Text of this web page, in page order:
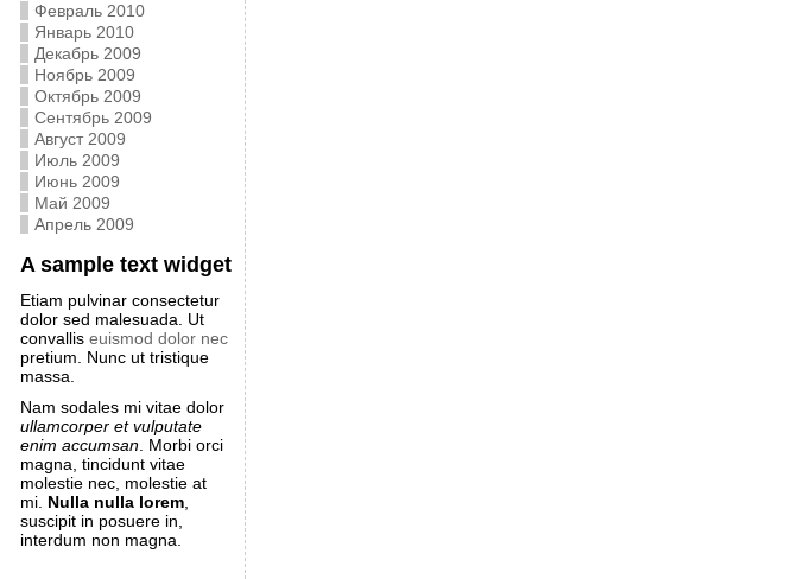
Февраль 2010
Январь 2010
Декабрь 2009
Ноябрь 2009
Октябрь 2009
Сентябрь 2009
Август 2009
Июль 2009
Июнь 2009
Май 2009
Апрель 2009
A sample text widget
Etiam pulvinar consectetur
dolor sed malesuada. Ut
convallis euismod dolor nec
pretium. Nunc ut tristique
massa.
Nam sodales mi vitae dolor
ullamcorper et vulputate
enim accumsan. Morbi orci
magna, tincidunt vitae
molestie nec, molestie at
mi. Nulla nulla lorem,
suscipit in posuere in,
interdum non magna.